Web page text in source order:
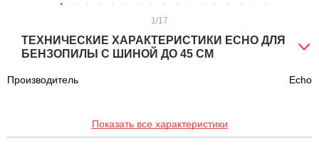
1 /17
ТЕХНИЧЕСКИЕ ХАРАКТЕРИСТИКИ ECHO ДЛЯ
БЕНЗОПИЛЫ С ШИНОЙ ДО 45 СМ
Производитель Echo
Показать все характеристики